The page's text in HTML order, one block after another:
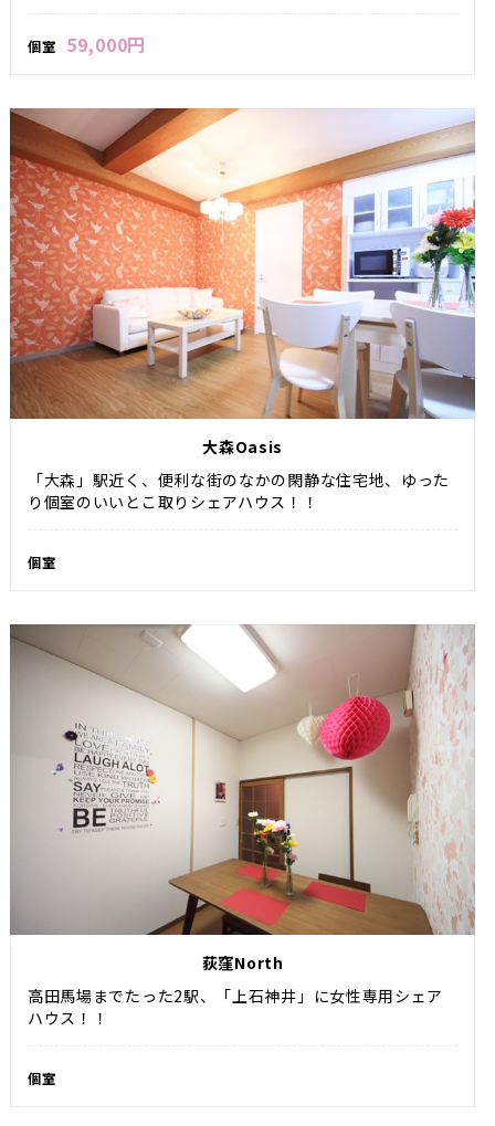
個室 59,000円
大森Oasis
「大森」駅近く、便利な街のなかの閑静な住宅地、ゆった
り個室のいいとこ取りシェアハウス！！
個室
荻窪North
高田馬場までたった2駅、「上石神井」に女性専用シェア
ハウス！！
個室